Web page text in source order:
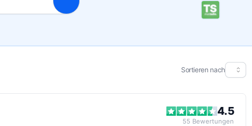
Sortieren nach
4.5
55 Bewertungen